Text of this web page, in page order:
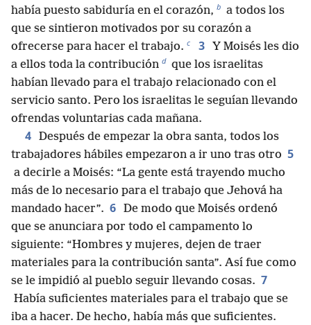
había puesto sabiduría en el corazón, b a todos los
que se sintieron motivados por su corazón a
ofrecerse para hacer el trabajo. c 3 Y Moisés les dio
a ellos toda la contribución d que los israelitas
habían llevado para el trabajo relacionado con el
servicio santo. Pero los israelitas le seguían llevando
ofrendas voluntarias cada mañana.
4 Después de empezar la obra santa, todos los
trabajadores hábiles empezaron a ir uno tras otro 5
a decirle a Moisés: “La gente está trayendo mucho
más de lo necesario para el trabajo que Jehová ha
mandado hacer”. 6 De modo que Moisés ordenó
que se anunciara por todo el campamento lo
siguiente: “Hombres y mujeres, dejen de traer
materiales para la contribución santa”. Así fue como
se le impidió al pueblo seguir llevando cosas. 7
Había suficientes materiales para el trabajo que se
iba a hacer. De hecho, había más que suficientes.